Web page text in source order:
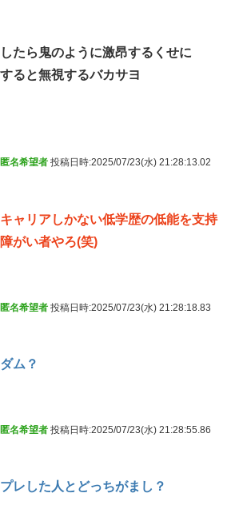
たら鬼のように激昂するくせに
ると無視するバカサヨ
名希望者 投稿日時:2025/07/23(水) 21:28:13.02
ャリアしかない低学歴の低能を支持
がい者やろ(笑)
名希望者 投稿日時:2025/07/23(水) 21:28:18.83
ム？
名希望者 投稿日時:2025/07/23(水) 21:28:55.86
レした人とどっちがまし？